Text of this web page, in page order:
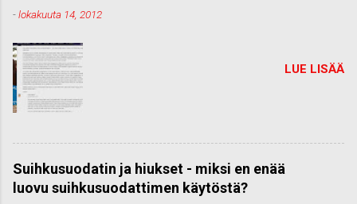
-lokakuuta 14, 2012
LUE LISÄÄ
Suihkusuodatin ja hiukset - miksi en enää
luovu suihkusuodattimen käytöstä?